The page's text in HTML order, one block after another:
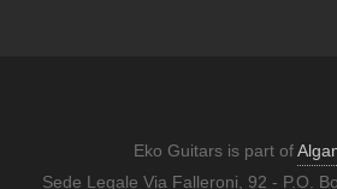
Eko Guitars is part of
Sede Legale Via Falleroni, 92 - P.O.